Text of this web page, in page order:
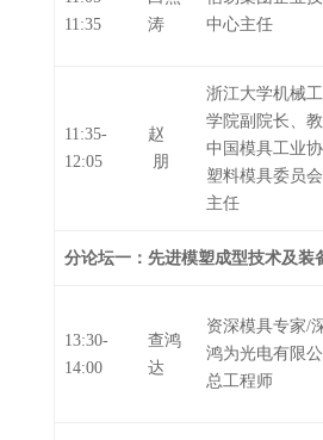
11:35
涛
中心主任
11:35-
12:05
赵
朋
浙江大学机械
学院副院长、
中国模具工业
塑料模具委员会
主任
分论坛一：先进模塑成型技术及装
13:30-
14:00
查鸿
达
资深模具专家/
鸿为光电有限公
总工程师